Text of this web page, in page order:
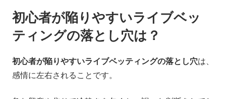
初心者が陥りやすいライブベッ
ティングの落とし穴は？
初心者が陥りやすいライブベッティングの落とし穴は、
感情に左右されることです。